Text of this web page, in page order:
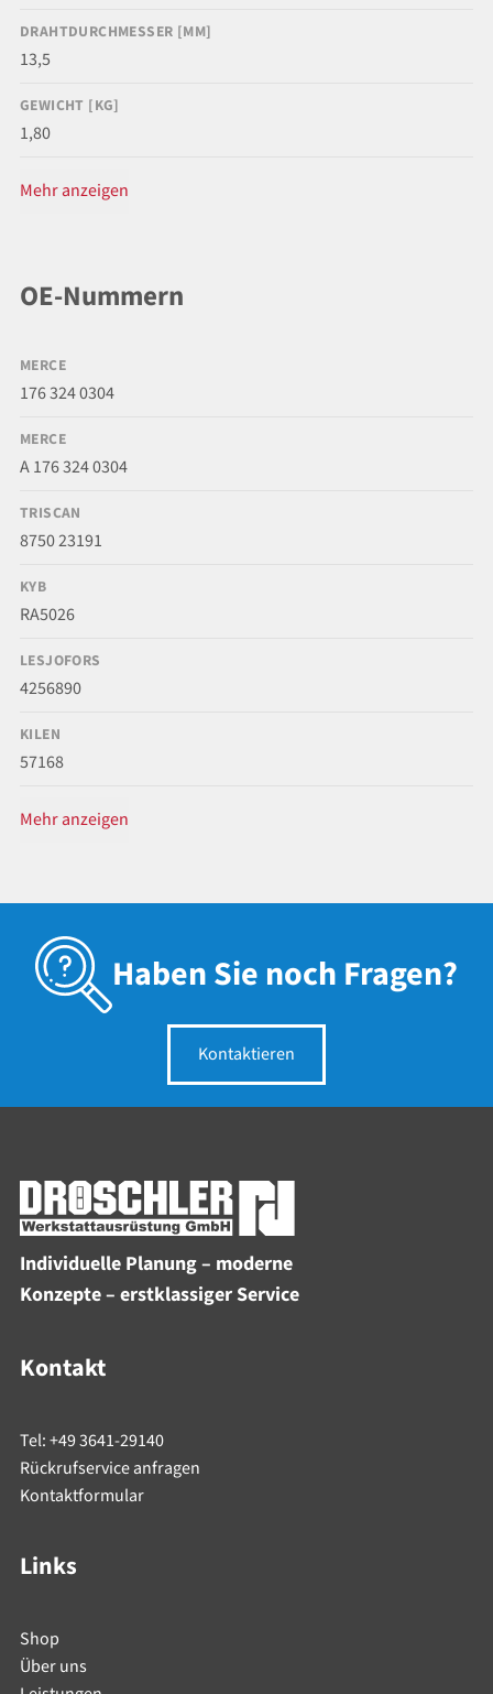
DRAHTDURCHMESSER [MM]
13,5
GEWICHT [KG]
1,80
Mehr anzeigen
OE-Nummern
MERCE
176 324 0304
MERCE
A 176 324 0304
TRISCAN
8750 23191
KYB
RA5026
LESJOFORS
4256890
KILEN
57168
Mehr anzeigen
Haben Sie noch Fragen?
Kontaktieren
Individuelle Planung – moderne
Konzepte – erstklassiger Service
Kontakt
Tel: +49 3641-29140
Rückrufservice anfragen
Kontaktformular
Links
Shop
Über uns